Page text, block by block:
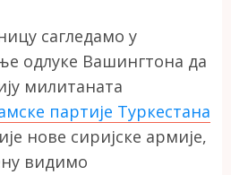
сагледамо у
одлуке Вашингтона да
милитаната
партије Туркестана
нове сиријске армије,
видимо